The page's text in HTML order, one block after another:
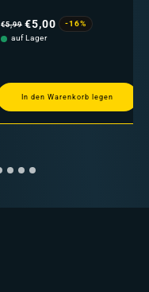
Preis
€5,99 €5,00
-16%
auf Lager
In den Warenkorb legen